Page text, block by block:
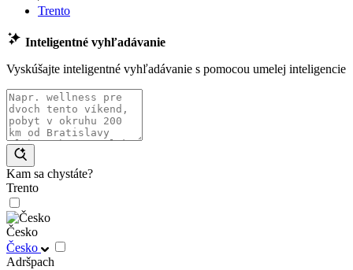
Trento
Inteligentné vyhľadávanie
Vyskúšajte inteligentné vyhľadávanie s pomocou umelej inteligencie
Kam sa chystáte?
Trento
Česko
Česko
Adršpach